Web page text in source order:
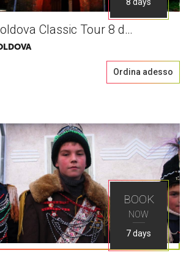
così
lo cerchi
posti nell'Europa dell'Est con
Moldova Classic Tour 8 days
Ordina adesso
BOOK
NOW
7 days